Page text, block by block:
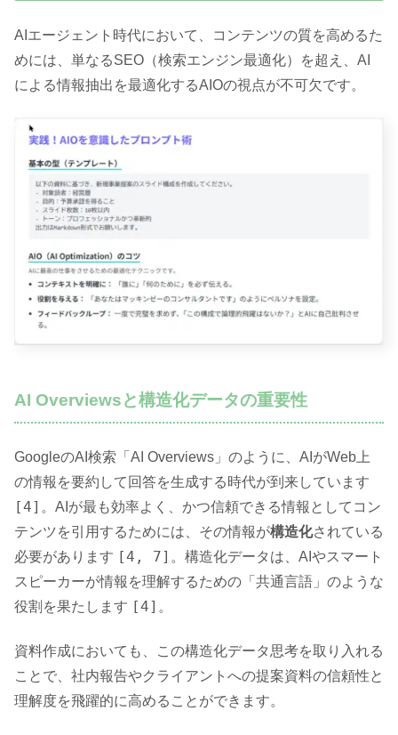
AIエージェント時代において、コンテンツの質を高めるた
めには、単なるSEO（検索エンジン最適化）を超え、AI
による情報抽出を最適化するAIOの視点が不可欠です。
AI Overviewsと構造化データの重要性
GoogleのAI検索「AI Overviews」のように、AIがWeb上
の情報を要約して回答を生成する時代が到来しています
[4] 。AIが最も効率よく、かつ信頼できる情報としてコン
テンツを引用するためには、その情報が構造化されている
必要があります [4, 7] 。構造化データは、AIやスマート
スピーカーが情報を理解するための「共通言語」のような
役割を果たします [4] 。
資料作成においても、この構造化データ思考を取り入れる
ことで、社内報告やクライアントへの提案資料の信頼性と
理解度を飛躍的に高めることができます。